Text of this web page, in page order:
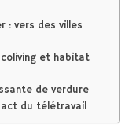
: vers des villes
coliving et habitat
de verdure
du télétravail